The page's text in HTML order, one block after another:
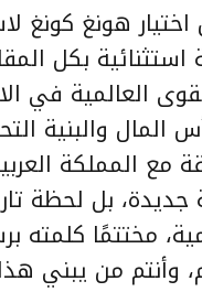
هونغ كونغ
استثنائية بكل
العالمية في
المال والبنية
مع المملكة
بل لحظة
مختتمًا كلمته
وأنتم من يبني